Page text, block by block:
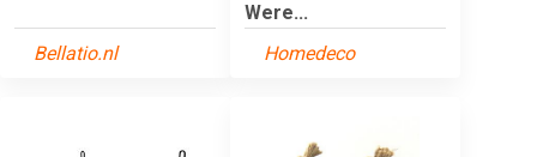
Bellatio.nl
Were...
Homedeco